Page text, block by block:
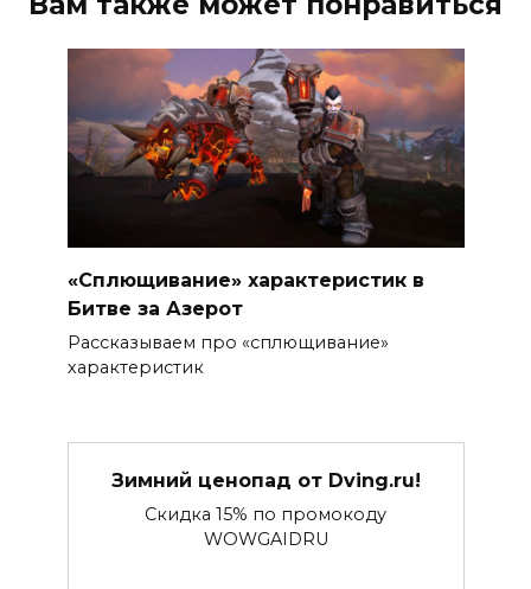
«Сплющивание» характеристик в
Битве за Азерот
Рассказываем про «сплющивание»
характеристик
Зимний ценопад от Dving.ru!
Скидка 15% по промокоду
WOWGAIDRU